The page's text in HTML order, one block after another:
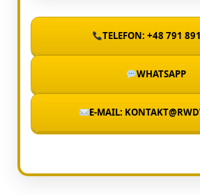
TELEFON: +48 791
WHATSAPP
E-MAIL: